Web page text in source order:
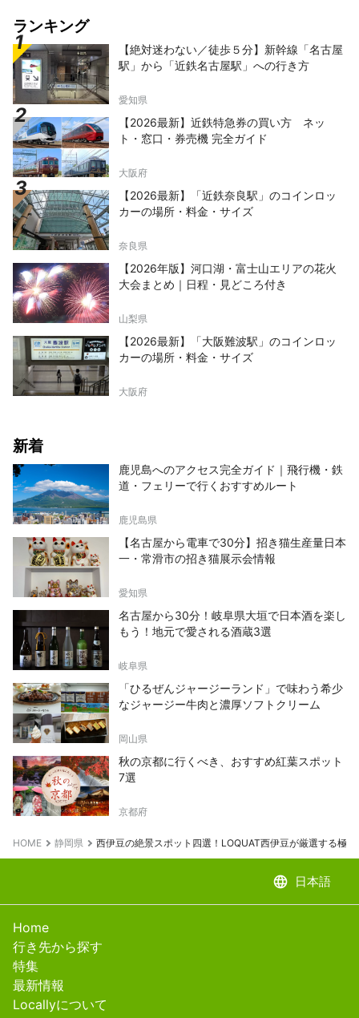
ランキング
【絶対迷わない／徒歩５分】新幹線「名古屋
駅」から「近鉄名古屋駅」への行き方
愛知県
【2026最新】近鉄特急券の買い方 ネッ
ト・窓口・券売機 完全ガイド
大阪府
【2026最新】「近鉄奈良駅」のコインロッ
カーの場所・料金・サイズ
奈良県
【2026年版】河口湖・富士山エリアの花火
大会まとめ｜日程・見どころ付き
山梨県
【2026最新】「大阪難波駅」のコインロッ
カーの場所・料金・サイズ
大阪府
新着
鹿児島へのアクセス完全ガイド｜飛行機・鉄
道・フェリーで行くおすすめルート
鹿児島県
【名古屋から電車で30分】招き猫生産量日本
一・常滑市の招き猫展示会情報
愛知県
名古屋から30分！岐阜県大垣で日本酒を楽し
もう！地元で愛される酒蔵3選
岐阜県
「ひるぜんジャージーランド」で味わう希少
なジャージー牛肉と濃厚ソフトクリーム
岡山県
秋の京都に行くべき、おすすめ紅葉スポット
7選
京都府
HOME 静岡県 西伊豆の絶景スポット四選！LOQUAT西伊豆が厳選する極上
language 日本語
Home
行き先から探す
特集
最新情報
Locallyについて